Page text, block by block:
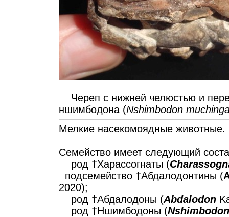
Череп с нижней челюстью и
ншимбодона (Nshimbodon
Мелкие насекомоядные животные.
Семейство имеет следующий
род †Харассогнаты (
подсемейство †Абдалодонтины (
2020);
род †Абдалодоны (Abdalodon
род †Ншимбодоны (Nshimbodon